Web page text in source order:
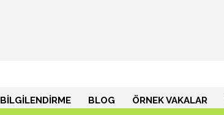
BİLGİLENDİRME BLOG ÖRNEK VAKALAR